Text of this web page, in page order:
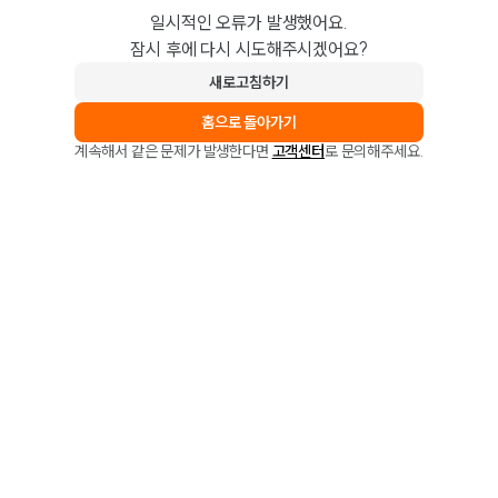
일시적인 오류가 발생했어요.
잠시 후에 다시 시도해주시겠어요?
새로고침하기
홈으로 돌아가기
계속해서 같은 문제가 발생한다면 고객센터로 문의해주세요.